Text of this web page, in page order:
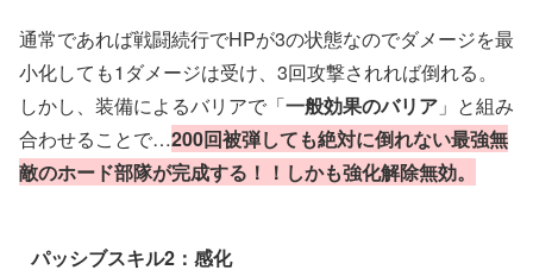
通常であれば戦闘続行でHPが3の状態なのでダメージを最
小化しても1ダメージは受け、3回攻撃されれば倒れる。
しかし、装備によるバリアで「一般効果のバリア 」と組み
合わせることで…200回被弾しても絶対に倒れない最強無
敵のホード部隊が完成する！！しかも強化解除無効。
パッシブスキル2：感化